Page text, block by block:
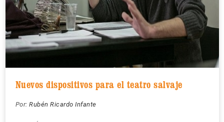
Nuevos dispositivos para el teatro salvaje
Por: Rubén Ricardo Infante